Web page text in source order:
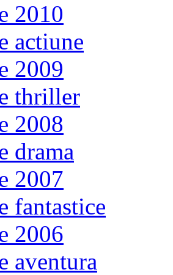
2010
actiune
2009
thriller
2008
drama
2007
fantastice
2006
aventura